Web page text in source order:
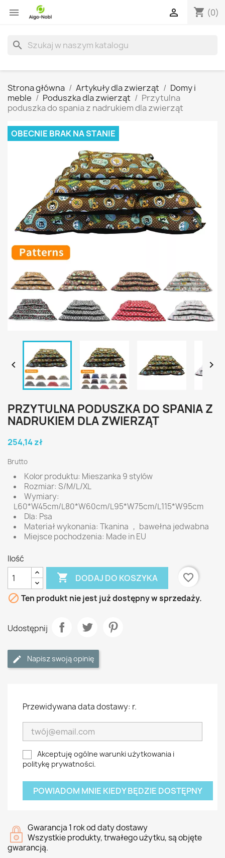
 shopping_cart (0)

search
Strona główna Artykuły dla zwierząt
Domy i
meble
Poduszka dla zwierząt
Przytulna
poduszka do spania z nadrukiem dla zwierząt
OBECNIE BRAK NA STANIE
 
PRZYTULNA PODUSZKA DO SPANIA Z
NADRUKIEM DLA ZWIERZĄT
254,14 zł
Brutto
Kolor produktu: Mieszanka 9 stylów
Rozmiar: S/M/L/XL
Wymiary:
L60*W45cm/L80*W60cm/L95*W75cm/L115*W95cm
Dla: Psa
Materiał wykonania: Tkanina ， bawełna jedwabna
Miejsce pochodzenia: Made in EU
Ilość
 DODAJ DO KOSZYKA
favorite_border
 Ten produkt nie jest już dostępny w sprzedaży.
Udostępnij
Napisz swoją opinię
Przewidywana data dostawy: r.
Akceptuję ogólne warunki użytkowania i
politykę prywatności.
POWIADOM MNIE KIEDY BĘDZIE DOSTĘPNY
Gwarancja 1 rok od daty dostawy
Wszystkie produkty, trwałego użytku, są objęte
gwarancją.